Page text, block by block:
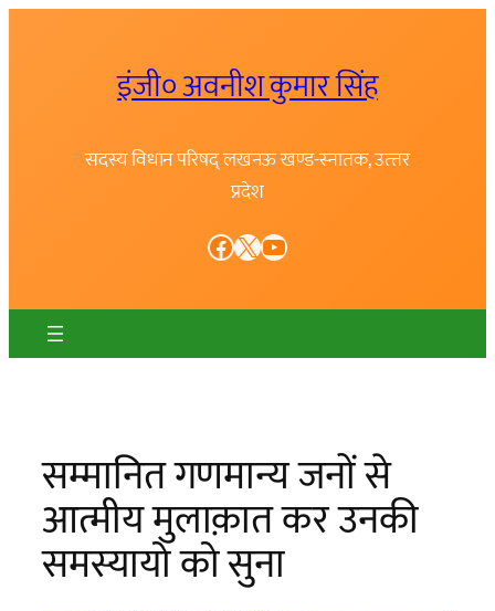
इंजी० अवनीश कुमार सिंह
सदस्य विधान परिषद् लखनऊ खण्ड-स्नातक, उत्त्तर
प्रदेश
Facebook X YouTube
सम्मानित गणमान्य जनों से
आत्मीय मुलाक़ात कर उनकी
समस्यायो को सुना